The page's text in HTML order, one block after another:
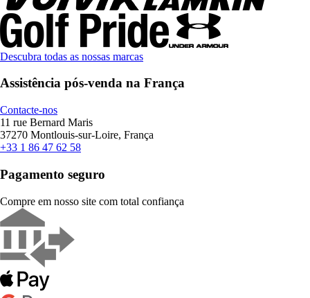
Descubra todas as nossas marcas
Assistência pós-venda na França
Contacte-nos
11 rue Bernard Maris
37270 Montlouis-sur-Loire, França
+33 1 86 47 62 58
Pagamento seguro
Compre em nosso site com total confiança